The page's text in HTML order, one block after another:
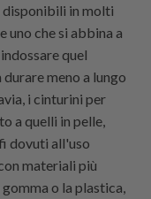
in molti
uno che si abbina a
quel
meno a lungo
i cinturini per
a quelli in pelle,
dovuti all'uso
materiali più
o la plastica,